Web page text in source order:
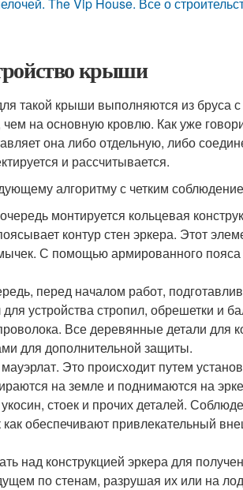
крыши
такой крыши выполняются из бруса
на основную кровлю. Как уже
она либо отдельную, либо
и рассчитывается.
алгоритму с четким
монтируется кольцевая
контур стен эркера. Этот
С помощью армированного
перед началом работ,
устройства стропил, обрешетки и
Все деревянные детали для
для дополнительной защиты.
Это происходит путем
на земле и поднимаются на
стоек и прочих деталей.
как обеспечивают привлекательный
над конструкцией эркера для
по стенам, разрушая их или на